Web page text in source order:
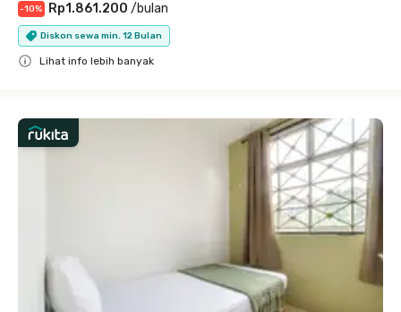
-10% Rp1.861.200 /bulan
Diskon sewa min. 12 Bulan
Lihat info lebih banyak